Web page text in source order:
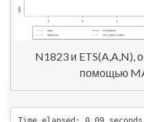
N1823 и ETS(A,A,N),
помощью